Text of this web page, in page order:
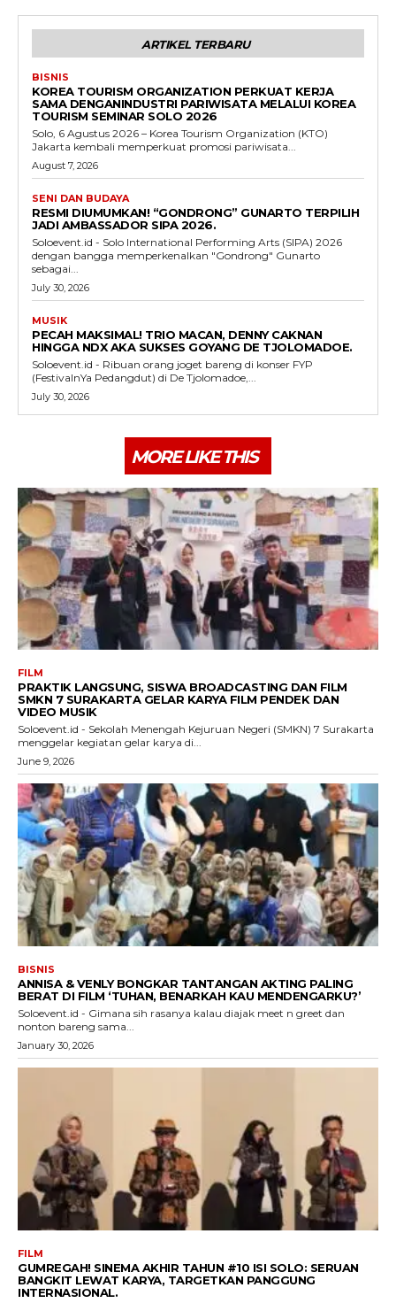
ARTIKEL TERBARU
BISNIS
KOREA TOURISM ORGANIZATION PERKUAT KERJA
SAMA DENGANINDUSTRI PARIWISATA MELALUI KOREA
TOURISM SEMINAR SOLO 2026
Solo, 6 Agustus 2026 – Korea Tourism Organization (KTO)
Jakarta kembali memperkuat promosi pariwisata...
August 7, 2026
SENI DAN BUDAYA
RESMI DIUMUMKAN! “GONDRONG” GUNARTO TERPILIH
JADI AMBASSADOR SIPA 2026.
Soloevent.id - Solo International Performing Arts (SIPA) 2026
dengan bangga memperkenalkan "Gondrong" Gunarto
sebagai...
July 30, 2026
MUSIK
PECAH MAKSIMAL! TRIO MACAN, DENNY CAKNAN
HINGGA NDX AKA SUKSES GOYANG DE TJOLOMADOE.
Soloevent.id - Ribuan orang joget bareng di konser FYP
(FestivalnYa Pedangdut) di De Tjolomadoe,...
July 30, 2026
MORE LIKE THIS
FILM
PRAKTIK LANGSUNG, SISWA BROADCASTING DAN FILM
SMKN 7 SURAKARTA GELAR KARYA FILM PENDEK DAN
VIDEO MUSIK
Soloevent.id - Sekolah Menengah Kejuruan Negeri (SMKN) 7 Surakarta
menggelar kegiatan gelar karya di...
June 9, 2026
BISNIS
ANNISA & VENLY BONGKAR TANTANGAN AKTING PALING
BERAT DI FILM ‘TUHAN, BENARKAH KAU MENDENGARKU?’
Soloevent.id - Gimana sih rasanya kalau diajak meet n greet dan
nonton bareng sama...
January 30, 2026
FILM
GUMREGAH! SINEMA AKHIR TAHUN #10 ISI SOLO: SERUAN
BANGKIT LEWAT KARYA, TARGETKAN PANGGUNG
INTERNASIONAL.